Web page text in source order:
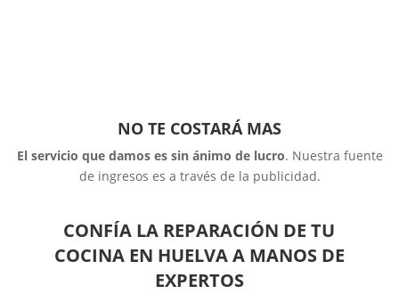
NO TE COSTARÁ MAS
El servicio que damos es sin ánimo de lucro. Nuestra fuente
de ingresos es a través de la publicidad.
CONFÍA LA REPARACIÓN DE TU
COCINA EN HUELVA A MANOS DE
EXPERTOS